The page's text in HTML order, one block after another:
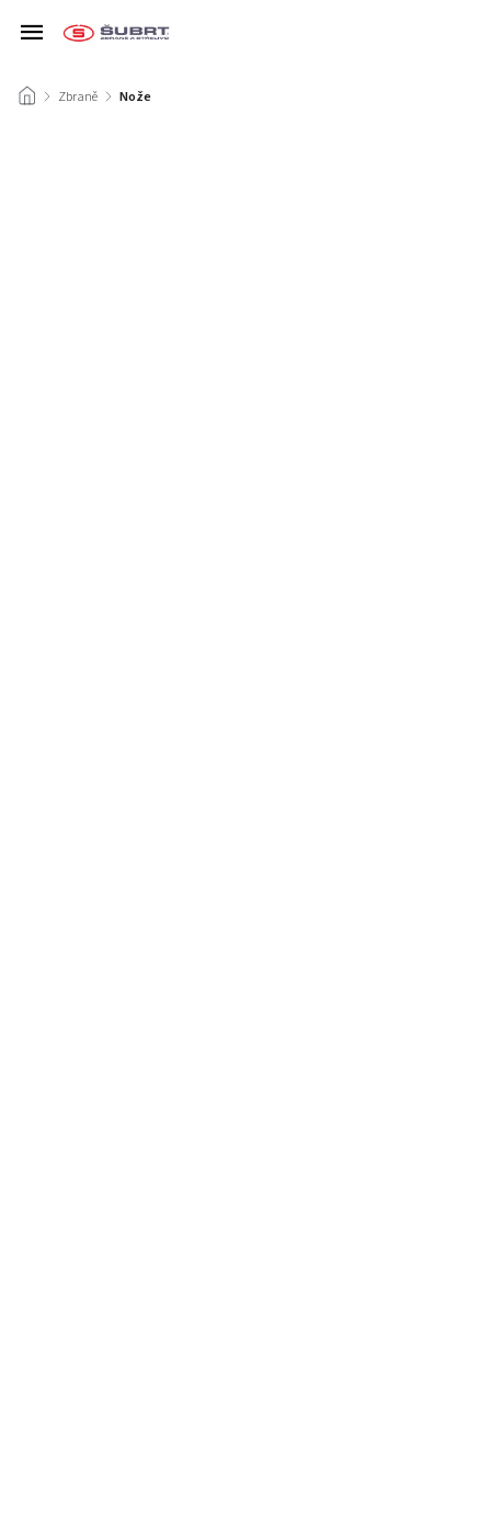
/ Zbraně / Nože